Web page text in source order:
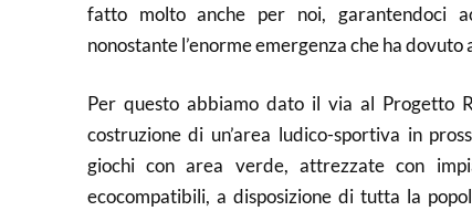
fatto molto anche per noi, garantendoci
nonostante l’enorme emergenza che ha
Per questo abbiamo dato il via al Progetto
costruzione di un’area ludico-sportiva in
giochi con area verde, attrezzate con
ecocompatibili, a disposizione di tutta la